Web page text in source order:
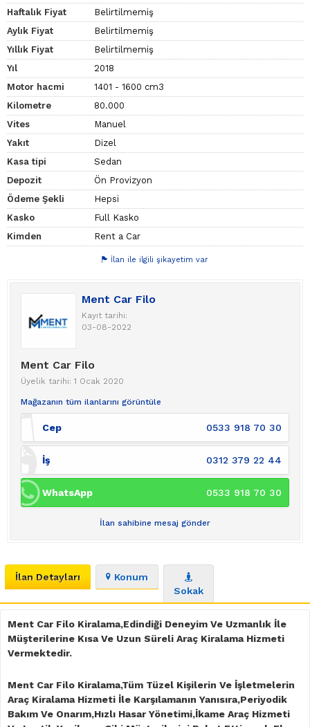
Haftalık Fiyat
Belirtilmemiş
Aylık Fiyat
Belirtilmemiş
Yıllık Fiyat
Belirtilmemiş
Yıl
2018
Motor hacmi
1401 - 1600 cm3
Kilometre
80.000
Vites
Manuel
Yakıt
Dizel
Kasa tipi
Sedan
Depozit
Ön Provizyon
Ödeme Şekli
Hepsi
Kasko
Full Kasko
Kimden
Rent a Car
İlan ile ilgili şikayetim var
Ment Car Filo
Kayıt tarihi:
03-08-2022
Ment Car Filo
Üyelik tarihi: 1 Ocak 2020
Mağazanın tüm ilanlarını görüntüle
Cep 0533 918 70 30
İş 0312 379 22 44
WhatsApp 0533 918 70 30
İlan sahibine mesaj gönder
İlan Detayları
Konum
Sokak
Ment Car Filo Kiralama,Edindiği Deneyim Ve Uzmanlık İle
Müşterilerine Kısa Ve Uzun Süreli Araç Kiralama Hizmeti
Vermektedir.
Ment Car Filo Kiralama,Tüm Tüzel Kişilerin Ve İşletmelerin
Araç Kiralama Hizmeti İle Karşılamanın Yanısıra,Periyodik
Bakım Ve Onarım,Hızlı Hasar Yönetimi,İkame Araç Hizmeti